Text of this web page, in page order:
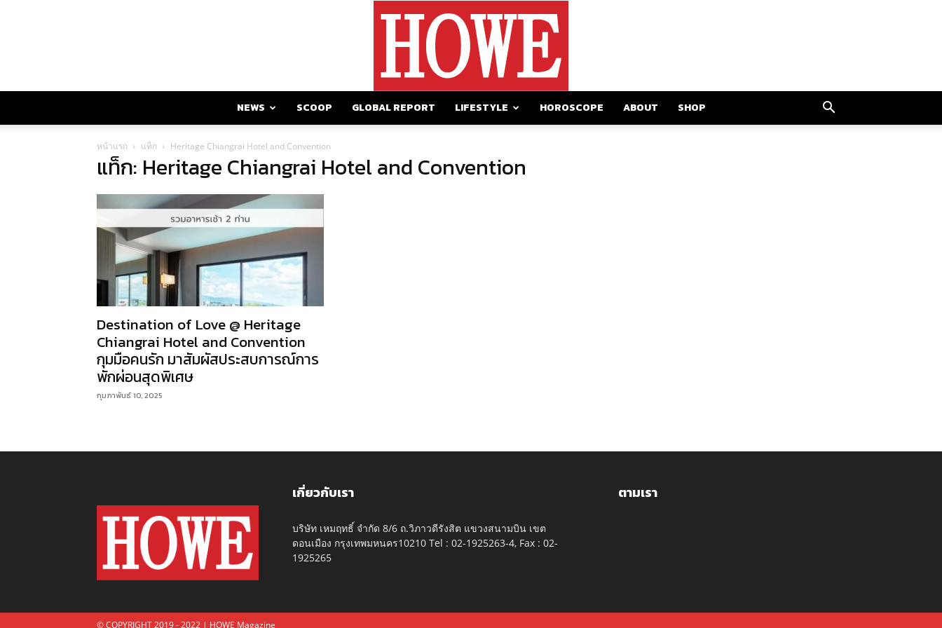
NEWS SCOOP GLOBAL REPORT LIFESTYLE HOROSCOPE ABOUT SHOP
หน้าแรก แท็ก Heritage Chiangrai Hotel and Convention
แท็ก: Heritage Chiangrai Hotel and Convention
Destination of Love @ Heritage
Chiangrai Hotel and Convention
กุมมือคนรัก มาสัมผัสประสบการณ์การ
พักผ่อนสุดพิเศษ
กุมภาพันธ์ 10, 2025
เกี่ยวกับเรา
บริษัท เหมฤทธิ์ จำกัด 8/6 ถ.วิภาวดีรังสิต แขวงสนามบิน เขต
ดอนเมือง กรุงเทพมหนคร10210 Tel : 02-1925263-4, Fax : 02-
1925265
ตามเรา
© COPYRIGHT 2019 - 2022 | HOWE Magazine